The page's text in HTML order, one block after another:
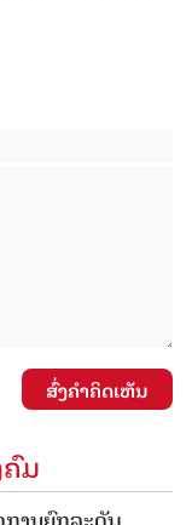
ສົ່ງຄໍາຄິດເຫັນ
ມ